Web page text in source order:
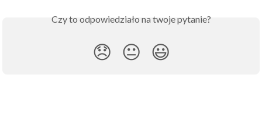
Czy to odpowiedziało na twoje pytanie?
😞 😐 😃